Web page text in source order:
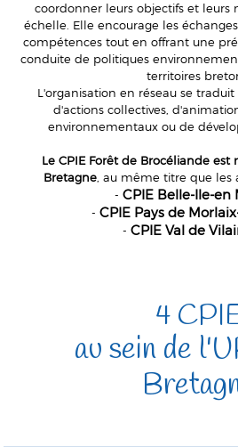
coordonner leurs objectifs et leurs
échelle. Elle encourage les
compétences tout en offrant une
conduite de politiques
territoires
L'organisation en réseau se
d'actions collectives,
environnementaux ou de
Le CPIE Forêt de Brocéliande est
Bretagne, au même titre que les
- CPIE Belle-Ile-en
- CPIE Pays de
- CPIE Val de
4
au sein de